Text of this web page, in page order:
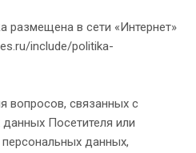
размещена в сети «Интернет»
include/politika-
вопросов, связанных с
Посетителя или
данных,